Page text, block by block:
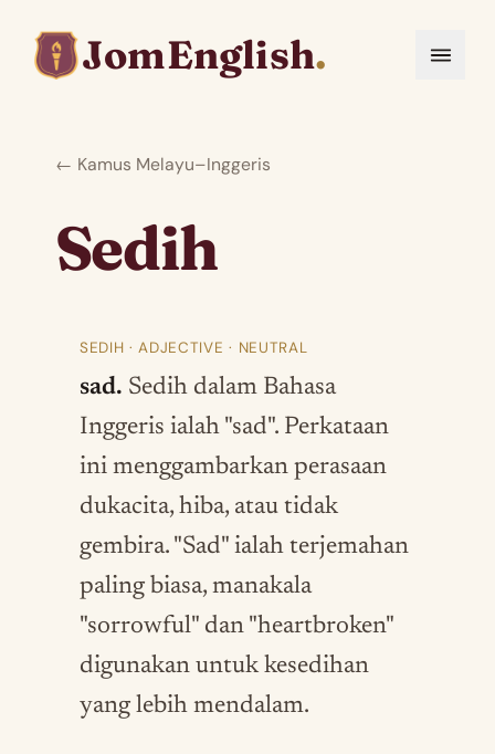
JomEnglish.
← Kamus Melayu–Inggeris
Sedih
SEDIH · ADJECTIVE · NEUTRAL
sad. Sedih dalam Bahasa
Inggeris ialah "sad". Perkataan
ini menggambarkan perasaan
dukacita, hiba, atau tidak
gembira. "Sad" ialah terjemahan
paling biasa, manakala
"sorrowful" dan "heartbroken"
digunakan untuk kesedihan
yang lebih mendalam.